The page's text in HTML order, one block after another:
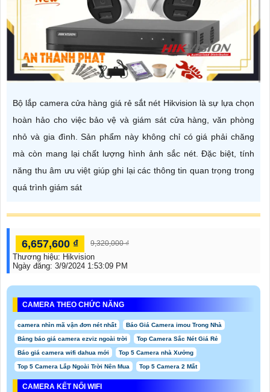
Bộ lắp camera cửa hàng giá rẻ sắt nét Hikvision là sự lựa chọn
hoàn hảo cho việc bảo vệ và giám sát cửa hàng, văn phòng
nhỏ và gia đình. Sản phẩm này không chỉ có giá phải chăng
mà còn mang lại chất lượng hình ảnh sắc nét. Đặc biệt, tính
năng thu âm ưu việt giúp ghi lại các thông tin quan trọng trong
quá trình giám sát
6,657,600 ₫ 9,320,000 ₫
Thương hiệu: Hikvision
Ngày đăng: 3/9/2024 1:53:09 PM
CAMERA THEO CHỨC NĂNG
camera nhìn mã vận đơn nét nhất Báo Giá Camera imou Trong Nhà
Bảng báo giá camera ezviz ngoài trời Top Camera Sắc Nét Giá Rẻ
Báo giá camera wifi dahua mới Top 5 Camera nhà Xưởng
Top 5 Camera Lắp Ngoài Trời Nên Mua Top 5 Camera 2 Mắt
CAMERA KẾT NỐI WIFI